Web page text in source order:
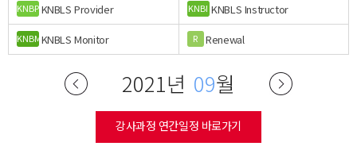
KNBPKNBLS Provider KNBI KNBLS Instructor
KNBMKNBLS Monitor R Renewal
2021년 09월
강사과정 연간일정 바로가기